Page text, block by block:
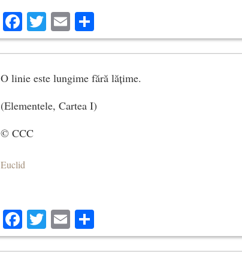
Facebook
Twitter
Email
O linie este lungime fără lățime.
(Elementele, Cartea I)
© CCC
Euclid
Facebook
Twitter
Email